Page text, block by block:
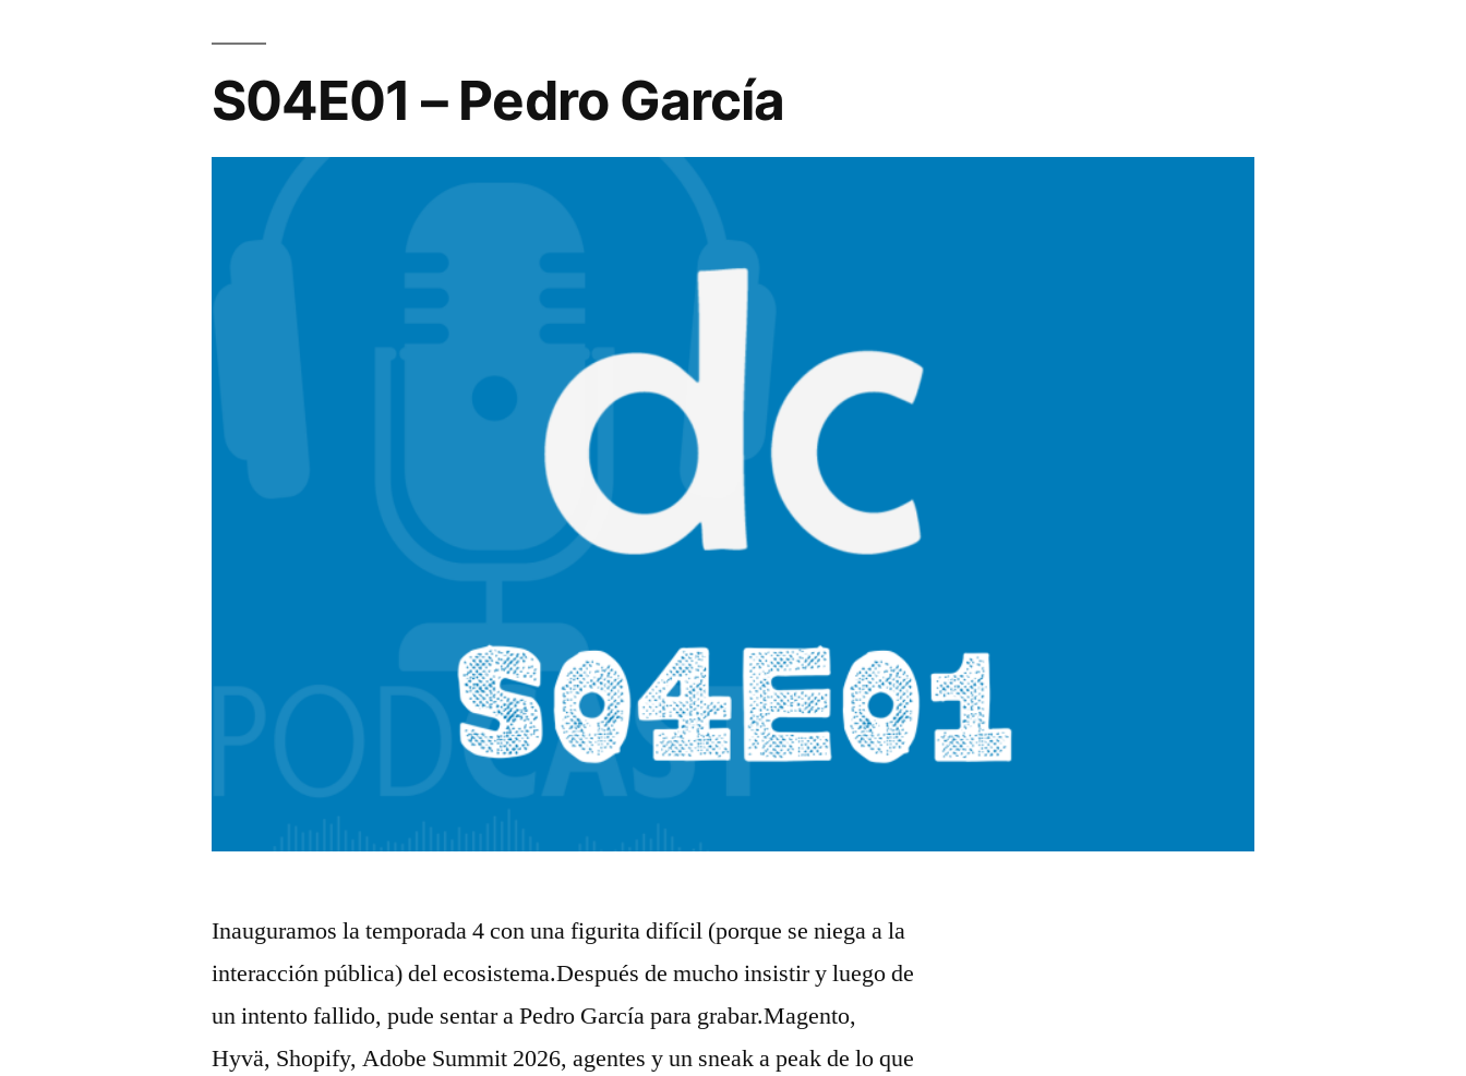
S04E01 – Pedro García
Inauguramos la temporada 4 con una figurita difícil (porque se niega a la
interacción pública) del ecosistema.Después de mucho insistir y luego de
un intento fallido, pude sentar a ⁠Pedro García⁠ para grabar.Magento,
Hyvä, Shopify, Adobe Summit 2026, agentes y un sneak a peak de lo que